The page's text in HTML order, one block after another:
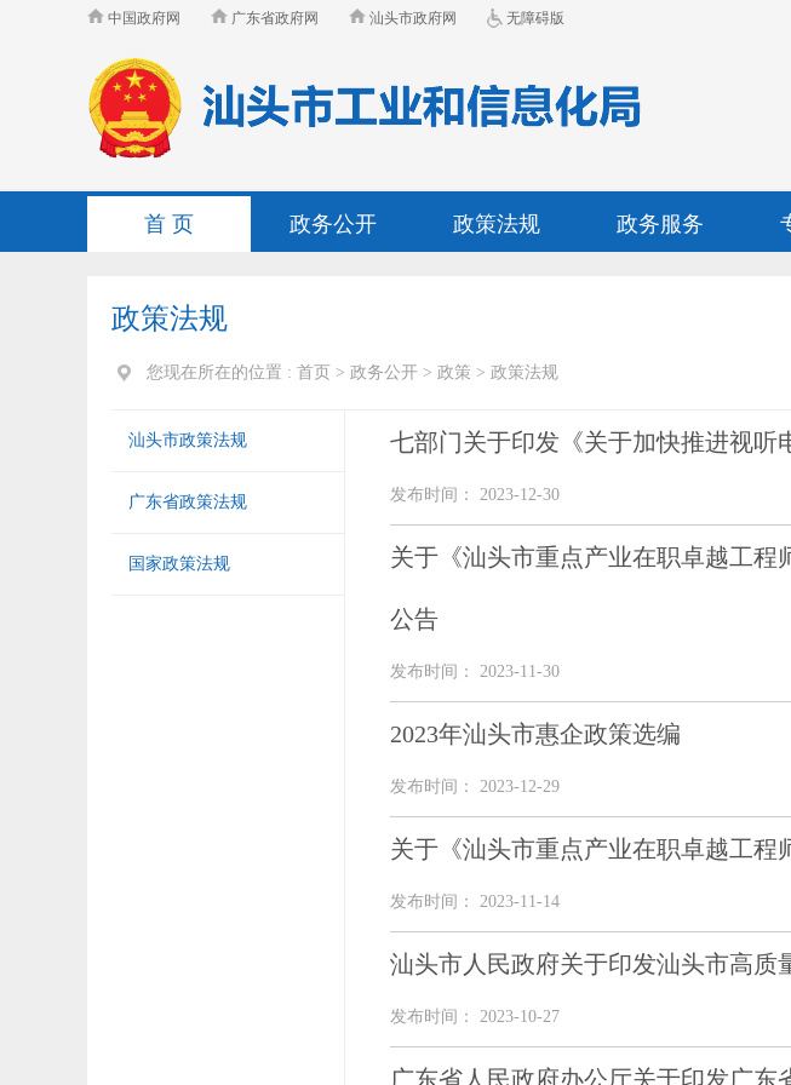
中国政府网 广东省政府网 汕头市政府网 无障碍版
首 页 政务公开 政策法规 政务服务
政策法规
您现在所在的位置 : 首页 > 政务公开 > 政策 > 政策法规
汕头市政策法规
广东省政策法规
国家政策法规
七部门关于印发《关于加快推进视听
发布时间： 2023-12-30
关于《汕头市重点产业在职卓越工
公告
发布时间： 2023-11-30
2023年汕头市惠企政策选编
发布时间： 2023-12-29
关于《汕头市重点产业在职卓越工
发布时间： 2023-11-14
汕头市人民政府关于印发汕头市高质
发布时间： 2023-10-27
广东省人民政府办公厅关于印发广